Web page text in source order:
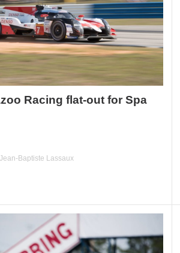
Racing flat-out for Spa
Jean-Baptiste Lassaux